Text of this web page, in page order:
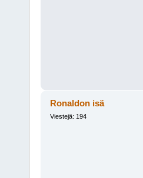
Ronaldon isä
Viestejä: 194